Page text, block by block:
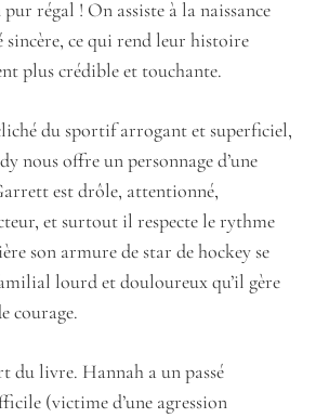
régal ! On assiste à la naissance
sincère, ce qui rend leur histoire
plus crédible et touchante.
du sportif arrogant et superficiel,
nous offre un personnage d’une
est drôle, attentionné,
et surtout il respecte le rythme
son armure de star de hockey se
lourd et douloureux qu’il gère
courage.
du livre. Hannah a un passé
(victime d’une agression